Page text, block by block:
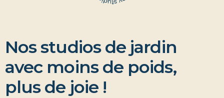
Nos studios de jardin
avec moins de poids,
plus de joie !